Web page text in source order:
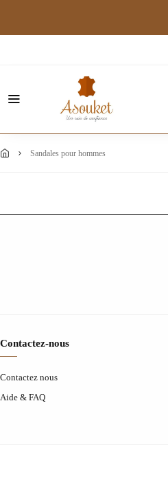
sandales pour hommes
Contactez-nous
Contactez nous
Aide & FAQ